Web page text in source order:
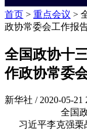
首页 > 重点会议 >
政协常委会工作报
全国政协十
作政协常委
新华社 / 2020-05-21
全国
习近平李克强